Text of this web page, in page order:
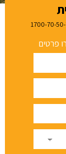
פרטים